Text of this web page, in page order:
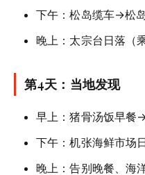
下午：松岛缆车→松
晚上：太宗台日落（
第4天：当地发现
早上：猪骨汤饭早餐
下午：机张海鲜市场
晚上：告别晚餐、海